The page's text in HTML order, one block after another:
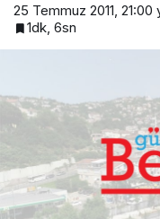
25 Temmuz 2011, 21:00
1dk, 6sn